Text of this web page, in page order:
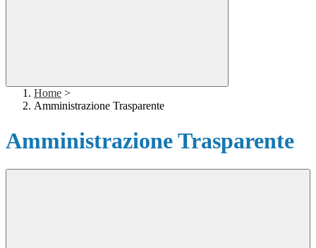
Home >
Amministrazione Trasparente
Amministrazione Trasparente